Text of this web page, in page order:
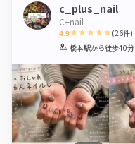
c_plus_nail
C+nail
4.9
1 2 3 4 5
(26件)
橋本駅から徒歩40分